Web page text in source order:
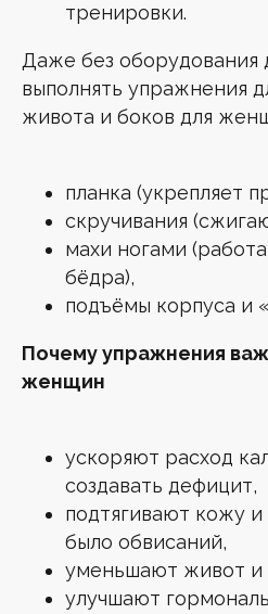
тренировки.
Даже без
выполнять упражнения
живота и боков для
планка (укрепляет
скручивания
махи ногами
бёдра),
подъёмы корпуса и
Почему упражнения
женщин
ускоряют расход
создавать дефицит,
подтягивают кожу
было обвисаний,
уменьшают живот и
улучшают